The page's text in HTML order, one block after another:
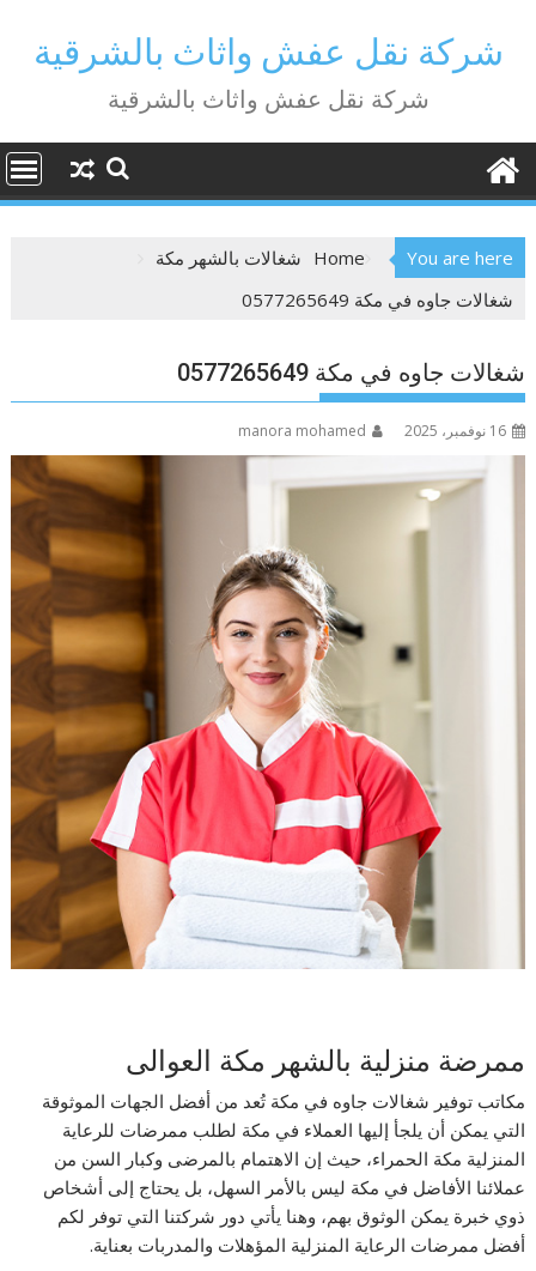
contentشركة نقل عفش واثاث بالشرقية
شركة نقل عفش واثاث بالشرقية
You are here
Home شغالات بالشهر مكة
شغالات جاوه في مكة 0577265649
شغالات جاوه في مكة 0577265649
16 نوفمبر، 2025 manora mohamed
ممرضة منزلية بالشهر مكة العوالى
مكاتب توفير شغالات جاوه في مكة تُعد من أفضل الجهات الموثوقة
التي يمكن أن يلجأ إليها العملاء في مكة لطلب ممرضات للرعاية
المنزلية مكة الحمراء، حيث إن الاهتمام بالمرضى وكبار السن من
عملائنا الأفاضل في مكة ليس بالأمر السهل، بل يحتاج إلى أشخاص
ذوي خبرة يمكن الوثوق بهم، وهنا يأتي دور شركتنا التي توفر لكم
أفضل ممرضات الرعاية المنزلية المؤهلات والمدربات بعناية.